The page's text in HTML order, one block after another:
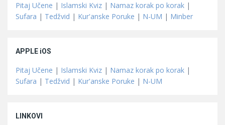
Pitaj Učene | Islamski Kviz | Namaz korak po korak |
Sufara | Tedžvid | Kur'anske Poruke | N-UM | Minber
APPLE iOS
Pitaj Učene | Islamski Kviz | Namaz korak po korak |
Sufara | Tedžvid | Kur'anske Poruke | N-UM
LINKOVI